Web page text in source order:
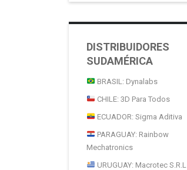
DISTRIBUIDORES
SUDAMÉRICA
BRASIL: Dynalabs
CHILE: 3D Para Todos
ECUADOR: Sigma Aditiva
PARAGUAY: Rainbow
Mechatronics
URUGUAY: Macrotec S.R.L